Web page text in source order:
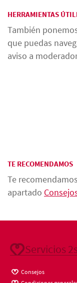
HERRAMIENTAS
También
que puedas
aviso a
TE RECOMENDAMOS
Te
apartado
Servicios
Consejos